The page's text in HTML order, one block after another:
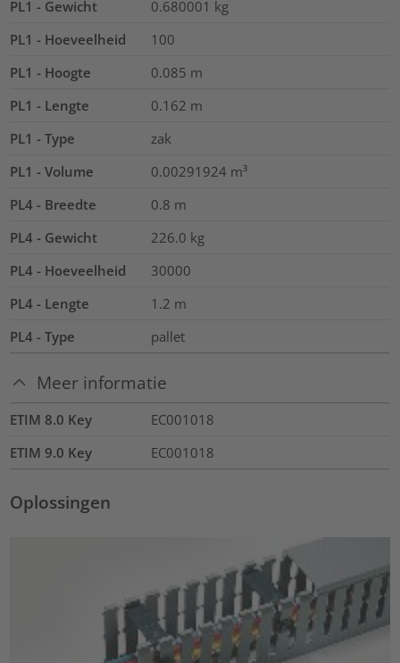
PL1 - Gewicht
0.680001 kg
PL1 - Hoeveelheid
100
PL1 - Hoogte
0.085 m
PL1 - Lengte
0.162 m
PL1 - Type
zak
PL1 - Volume
0.00291924 m³
PL4 - Breedte
0.8 m
PL4 - Gewicht
226.0 kg
PL4 - Hoeveelheid
30000
PL4 - Lengte
1.2 m
PL4 - Type
pallet
Meer informatie
ETIM 8.0 Key
EC001018
ETIM 9.0 Key
EC001018
Oplossingen